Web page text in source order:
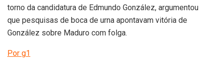
torno da candidatura de Edmundo González, argumentou
que pesquisas de boca de urna apontavam vitória de
González sobre Maduro com folga.
Por g1